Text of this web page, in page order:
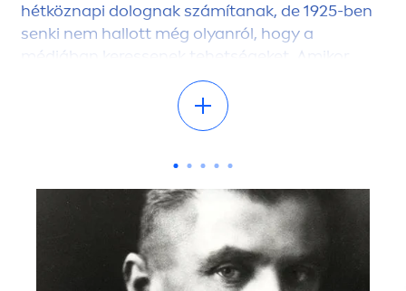
hétköznapi dolognak számítanak, de 1925-ben
senki nem hallott még olyanról, hogy a
médiában keressenek tehetségeket. Amikor
tehát megjelentettünk egy hirdetést egy berlini
újságban, melyben három NIVEA
kerestünk, hatalmas izgalom fogadta a
modellek, hanem hétköznapi lányok
jelentkezését vártuk: “Nem fantasztikus
szépségeket, első bálozókat vagy loknis fiatal
hölgyeket keresünk. Csinos, egészséges, üde
lányok jelentkezését várjuk.” Az észak-német
Flensburgban egy fiatal anya, Fröhlich asszony